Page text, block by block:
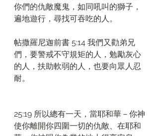
你們的仇敵魔鬼，如同吼叫的獅子，
遍地遊行，尋找可吞吃的人。
帖撒羅尼迦前書 5:14 我們又勸弟兄
們，要警戒不守規矩的人，勉勵灰心
的人，扶助軟弱的人，也要向眾人忍
耐。
25:19 所以總有一天，當耶和華－你神
使你離開你四圍一切的仇敵、在耶和